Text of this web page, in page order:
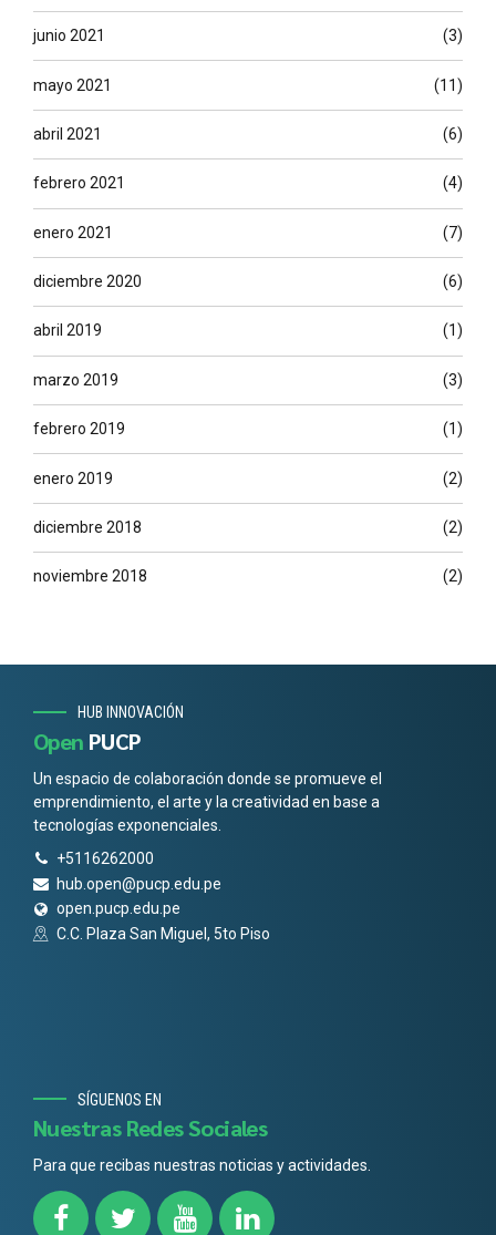
junio 2021 (3)
mayo 2021 (11)
abril 2021 (6)
febrero 2021 (4)
enero 2021 (7)
diciembre 2020 (6)
abril 2019 (1)
marzo 2019 (3)
febrero 2019 (1)
enero 2019 (2)
diciembre 2018 (2)
noviembre 2018 (2)
HUB INNOVACIÓN
Open PUCP
Un espacio de colaboración donde se promueve el
emprendimiento, el arte y la creatividad en base a
tecnologías exponenciales.
+5116262000
hub.open@pucp.edu.pe
open.pucp.edu.pe
C.C. Plaza San Miguel, 5to Piso
SÍGUENOS EN
Nuestras Redes Sociales
Para que recibas nuestras noticias y actividades.